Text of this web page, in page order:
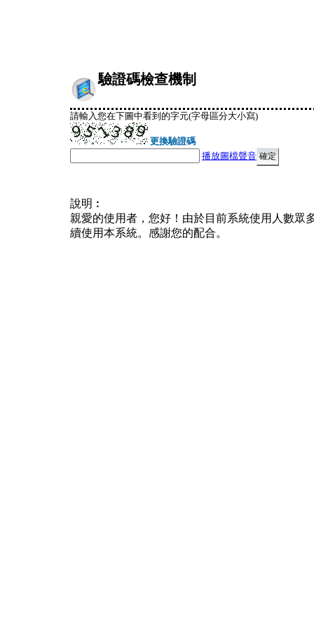
驗證碼檢查機制
請輸入您在下圖中看到的字元(字母區分大小寫)
更換驗證碼
播放圖檔聲音
說明︰
親愛的使用者，您好！由於目前系統使用人數眾
續使用本系統。感謝您的配合。